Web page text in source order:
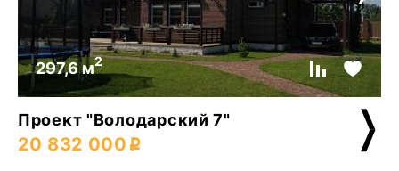
297,6 м2
Проект "Володарский 7"
20 832 000